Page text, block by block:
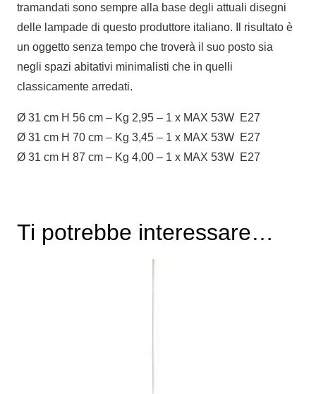
tramandati sono sempre alla base degli attuali disegni
delle lampade di questo produttore italiano. Il risultato è
un oggetto senza tempo che troverà il suo posto sia
negli spazi abitativi minimalisti che in quelli
classicamente arredati.
Ø 31 cm H 56 cm – Kg 2,95 – 1 x MAX 53W E27
Ø 31 cm H 70 cm – Kg 3,45 – 1 x MAX 53W E27
Ø 31 cm H 87 cm – Kg 4,00 – 1 x MAX 53W E27
Ti potrebbe interessare…